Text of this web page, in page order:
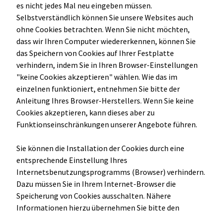
es nicht jedes Mal neu eingeben müssen.
Selbstverständlich können Sie unsere Websites auch
ohne Cookies betrachten. Wenn Sie nicht möchten,
dass wir Ihren Computer wiedererkennen, können Sie
das Speichern von Cookies auf Ihrer Festplatte
verhindern, indem Sie in Ihren Browser-Einstellungen
"keine Cookies akzeptieren" wählen. Wie das im
einzelnen funktioniert, entnehmen Sie bitte der
Anleitung Ihres Browser-Herstellers. Wenn Sie keine
Cookies akzeptieren, kann dieses aber zu
Funktionseinschränkungen unserer Angebote führen.
Sie können die Installation der Cookies durch eine
entsprechende Einstellung Ihres
Internetsbenutzungsprogramms (Browser) verhindern.
Dazu müssen Sie in Ihrem Internet-Browser die
Speicherung von Cookies ausschalten. Nähere
Informationen hierzu übernehmen Sie bitte den